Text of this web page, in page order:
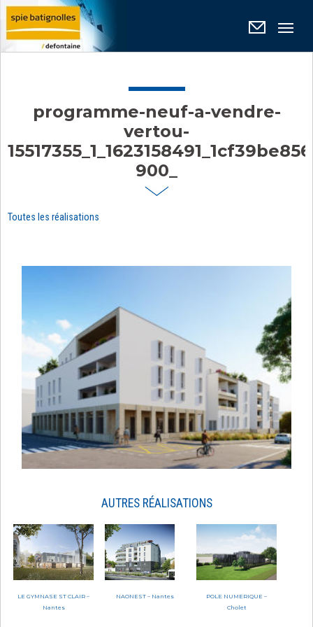
programme-neuf-a-vendre-
vertou-
900_
Toutes les réalisations
AUTRES RÉALISATIONS
LE GYMNASE ST CLAIR –
Nantes
NAONEST – Nantes
POLE NUMERIQUE –
Cholet
Panneau de gestion des cookies